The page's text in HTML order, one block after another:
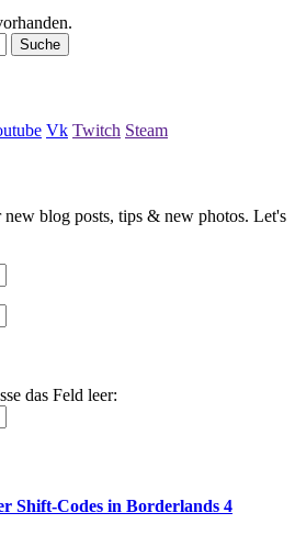
Vk Twitch Steam
blog posts, tips & new photos. Let's
das Feld leer:
Shift-Codes in Borderlands 4